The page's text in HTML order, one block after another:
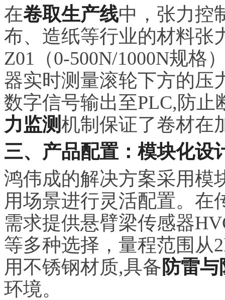
在卷取生产线中，张力控
布、造纸等行业的材料张
Z01（0-500N/1000N规格
器实时测量滚轮下方的压
数字信号输出至PLC,防
力监测机制保证了卷材在
三、产品配置：模块化设
鸿伟成的解决方案采用模
用场景进行灵活配置。在
需求提供悬臂梁传感器
等多种选择，量程范围从
用不锈钢材质,具备防雷
环境。